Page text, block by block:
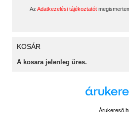
Az Adatkezelési tájékoztatót
KOSÁR
A kosara jelenleg üres.